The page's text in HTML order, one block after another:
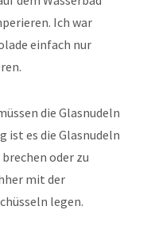
Ich war
einfach nur
die Glasnudeln
ist es die Glasnudeln
oder zu
mit der
legen.